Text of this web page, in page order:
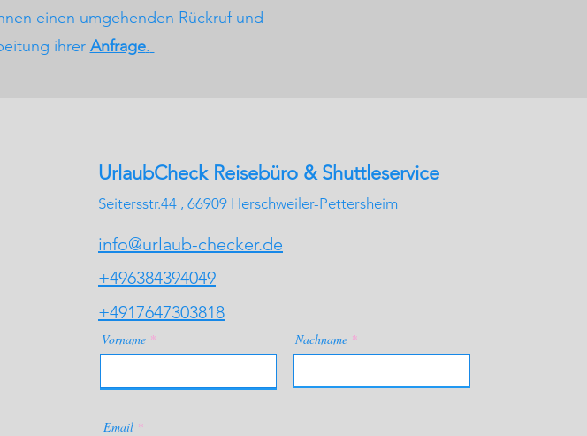
einen umgehenden Rückruf und
ihrer Anfrage.
UrlaubCheck Reisebüro & Shuttleservice
Seitersstr.44 , 66909 Herschweiler-Pettersheim
info@urlaub-checker.de
+496384394049
+4917647303818
Vorname Nachname
Email